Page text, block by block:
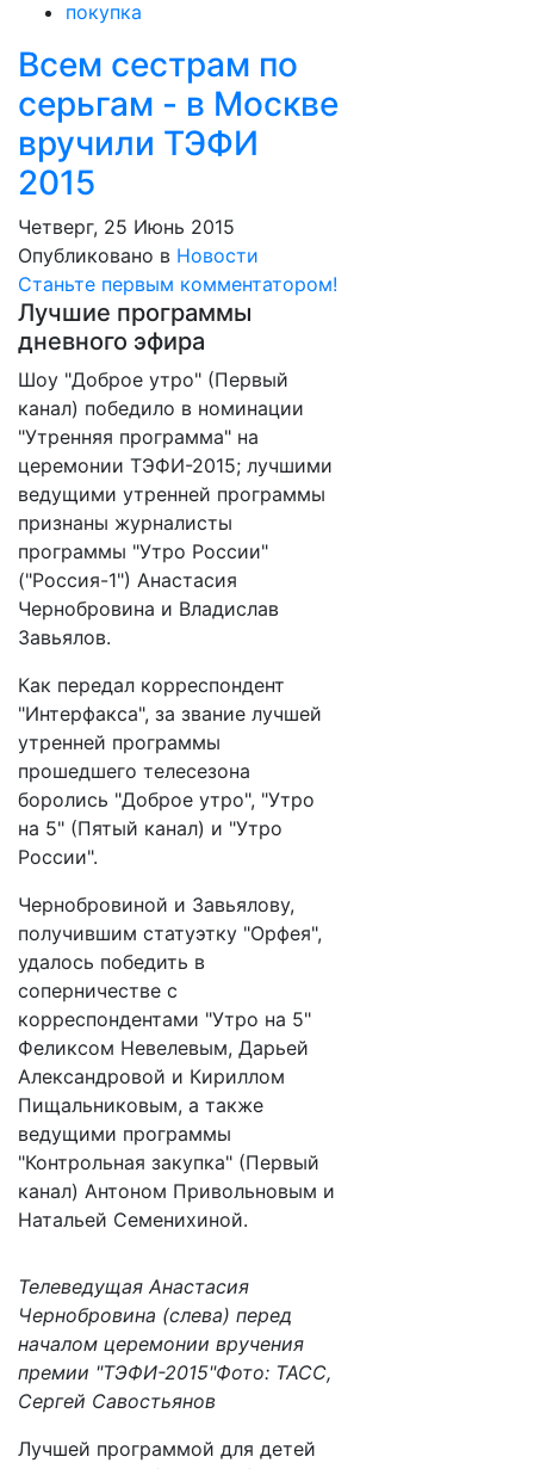
покупка
Всем сестрам по
серьгам - в Москве
вручили ТЭФИ
2015
Четверг, 25 Июнь 2015
Опубликовано в Новости
Станьте первым комментатором!
Лучшие программы
дневного эфира
Шоу "Доброе утро" (Первый
канал) победило в номинации
"Утренняя программа" на
церемонии ТЭФИ-2015; лучшими
ведущими утренней программы
признаны журналисты
программы "Утро России"
("Россия-1") Анастасия
Чернобровина и Владислав
Завьялов.
Как передал корреспондент
"Интерфакса", за звание лучшей
утренней программы
прошедшего телесезона
боролись "Доброе утро", "Утро
на 5" (Пятый канал) и "Утро
России".
Чернобровиной и Завьялову,
получившим статуэтку "Орфея",
удалось победить в
соперничестве с
корреспондентами "Утро на 5"
Феликсом Невелевым, Дарьей
Александровой и Кириллом
Пищальниковым, а также
ведущими программы
"Контрольная закупка" (Первый
канал) Антоном Привольновым и
Натальей Семенихиной.
Телеведущая Анастасия
Чернобровина (слева) перед
началом церемонии вручения
премии "ТЭФИ-2015"Фото: ТАСС,
Сергей Савостьянов
Лучшей программой для детей